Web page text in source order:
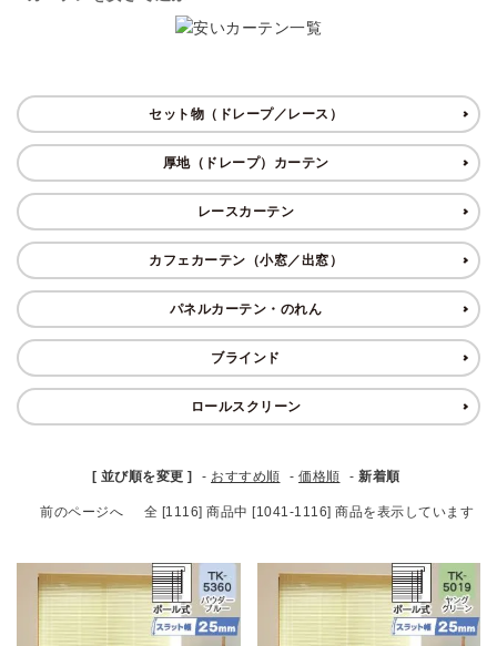
ブランド セット物（ドレープ／レース）
厚地（ドレープ）カーテン
レースカーテン
カフェカーテン（小窓／出窓）
パネルカーテン・のれん
ブラインド
ロールスクリーン
[ 並び順を変更 ] - おすすめ順 - 価格順 - 新着順
前のページへ 全 [1116] 商品中 [1041-1116] 商品を表示しています